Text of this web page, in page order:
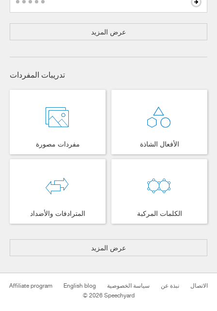
عرض المزيد
تدريبات المفردات
مفردات مصورة الأفعال الشاذة
المترادفات والأضداد الكلمات المركبة
عرض المزيد
Affiliate program English blog سياسة الخصوصية نبذة عن
الاتصال
© 2026 Speechyard